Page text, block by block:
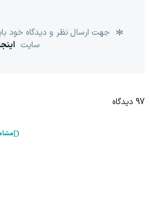
جهت ارسال نظر و دیدگاه خود
سایت
97 دیدگاه